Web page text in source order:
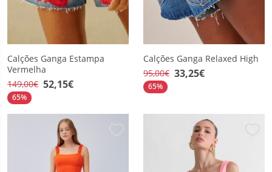
Calções Ganga Estampa
Vermelha
149,00€ 52,15€
65%
Calções Ganga Relaxed High
95,00€ 33,25€
65%